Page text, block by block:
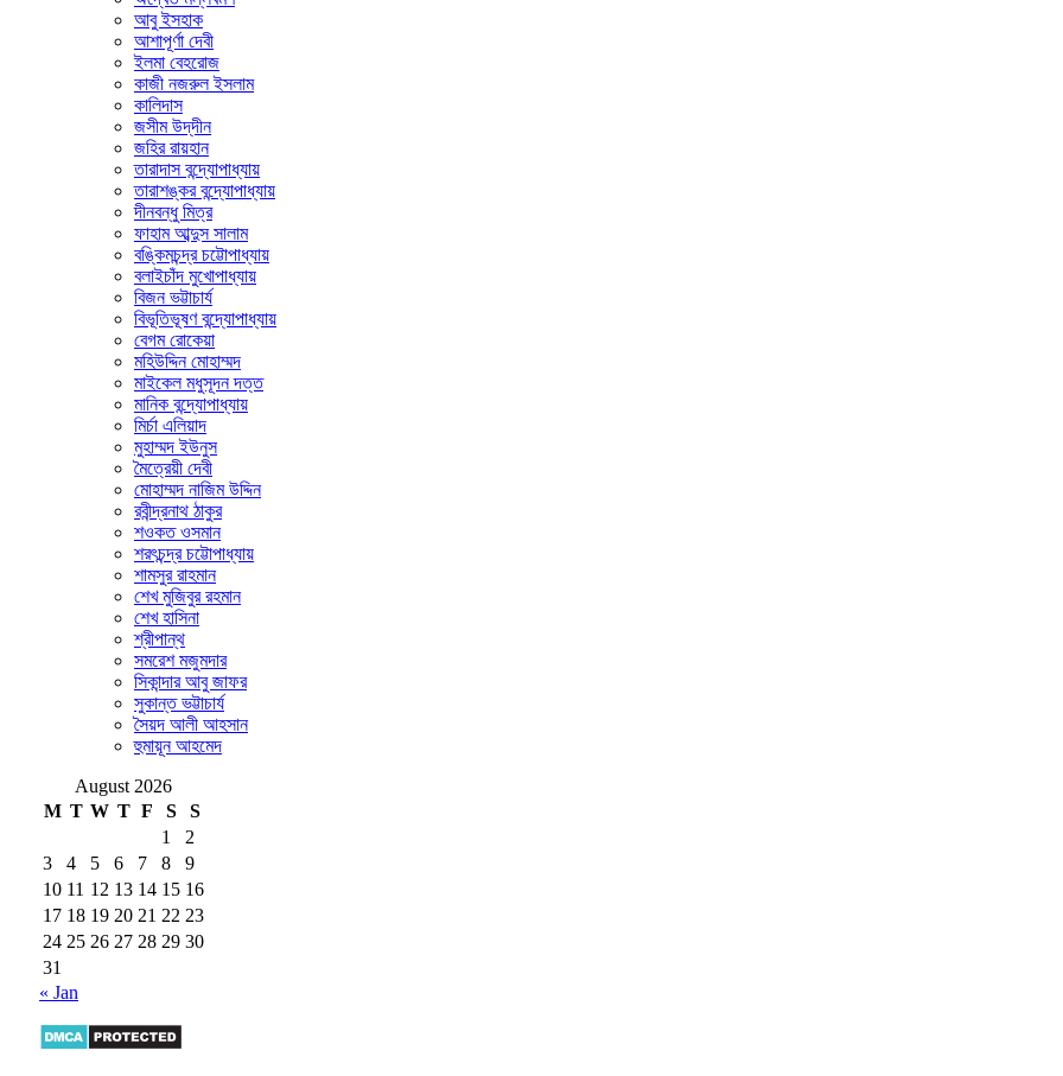
আবু ইসহাক
আশাপূর্ণা দেবী
ইলমা বেহরোজ
কাজী নজরুল ইসলাম
কালিদাস
জসীম উদ্‌দীন
জহির রায়হান
তারাদাস বন্দ্যোপাধ্যায়
তারাশঙ্কর বন্দ্যোপাধ্যায়
দীনবন্ধু মিত্র
ফাহাম আব্দুস সালাম
বঙ্কিমচন্দ্র চট্টোপাধ্যায়
বলাইচাঁদ মুখোপাধ্যায়
বিজন ভট্টাচার্য
বিভূতিভূষণ বন্দ্যোপাধ্যায়
বেগম রোকেয়া
মহিউদ্দিন মোহাম্মদ
মাইকেল মধুসূদন দত্ত
মানিক বন্দ্যোপাধ্যায়
মির্চা এলিয়াদ
মুহাম্মদ ইউনুস
মৈত্রেয়ী দেবী
মোহাম্মদ নাজিম উদ্দিন
রবীন্দ্রনাথ ঠাকুর
শওকত ওসমান
শরৎচন্দ্র চট্টোপাধ্যায়
শামসুর রাহমান
শেখ মুজিবুর রহমান
শেখ হাসিনা
শ্রীপান্থ
সমরেশ মজুমদার
সিকান্দার আবু জাফর
সুকান্ত ভট্টাচার্য
সৈয়দ আলী আহসান
হুমায়ূন আহমেদ
August 2026
M T W T F S
S
1
2
3
4 5 6 7 8
9
10 11 12 13 14 15 16
17 18 19 20 21 22 23
24 25 26 27 28 29 30
31
« Jan